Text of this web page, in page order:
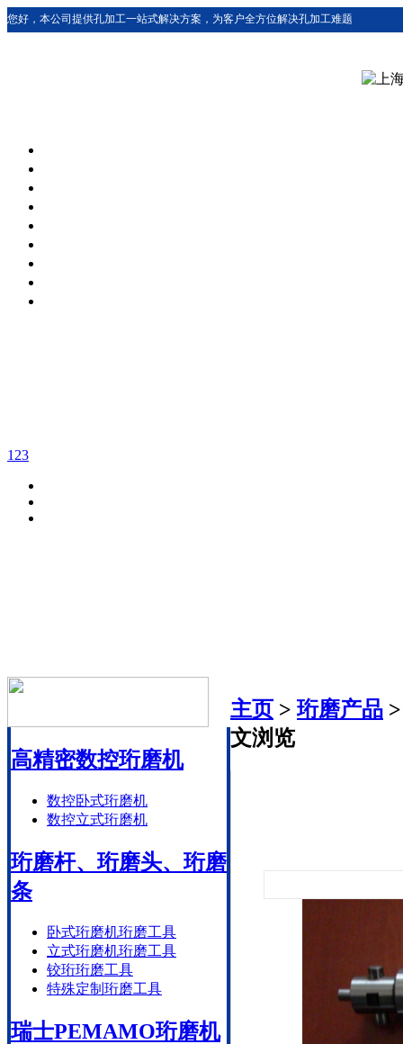
您好，本公司提供孔加工一站式解决方案，为客户全方位解决孔加工难题
1 23
高精密数控珩磨机
数控卧式珩磨机
数控立式珩磨机
珩磨杆、珩磨头、珩磨
条
卧式珩磨机珩磨工具
立式珩磨机珩磨工具
铰珩珩磨工具
特殊定制珩磨工具
瑞士PEMAMO珩磨机
主页 >珩磨产品
文浏览